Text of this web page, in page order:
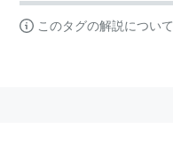
このタグの解説について